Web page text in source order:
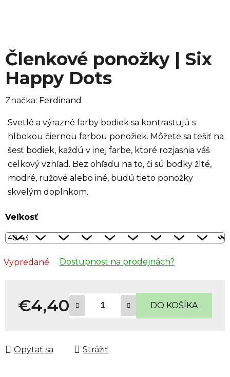
Členkové ponožky | Six
Happy Dots
Značka: Ferdinand
Svetlé a výrazné farby bodiek sa kontrastujú s
hlbokou čiernou farbou ponožiek. Môžete sa tešiť na
šesť bodiek, každú v inej farbe, ktoré rozjasnia váš
celkový vzhľad. Bez ohľadu na to, či sú bodky žlté,
modré, ružové alebo iné, budú tieto ponožky
skvelým doplnkom.
Veľkosť
Vypredané Dostupnost na prodejnách?
€4,40 DO KOŠÍKA
Opýtať sa Strážiť